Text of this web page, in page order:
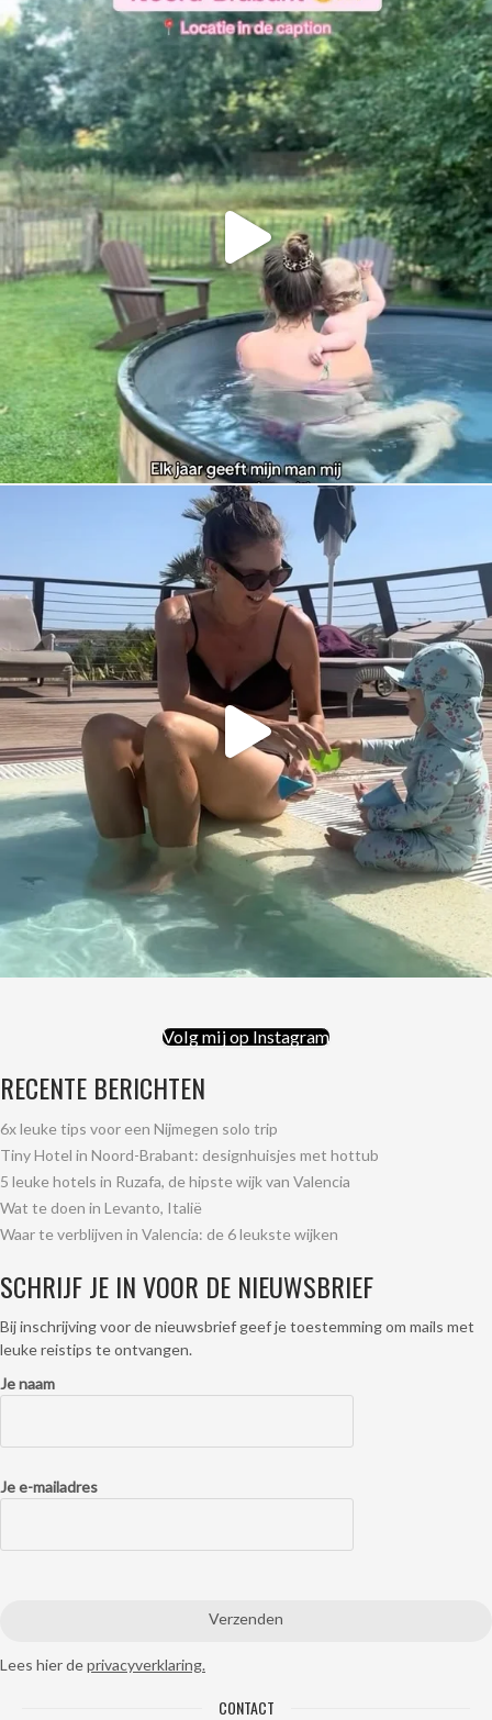
Volg mij op Instagram
RECENTE BERICHTEN
6x leuke tips voor een Nijmegen solo trip
Tiny Hotel in Noord-Brabant: designhuisjes met hottub
5 leuke hotels in Ruzafa, de hipste wijk van Valencia
Wat te doen in Levanto, Italië
Waar te verblijven in Valencia: de 6 leukste wijken
SCHRIJF JE IN VOOR DE NIEUWSBRIEF
Bij inschrijving voor de nieuwsbrief geef je toestemming om mails met
leuke reistips te ontvangen.
Je naam
Je e-mailadres
Lees hier deprivacyverklaring.
CONTACT